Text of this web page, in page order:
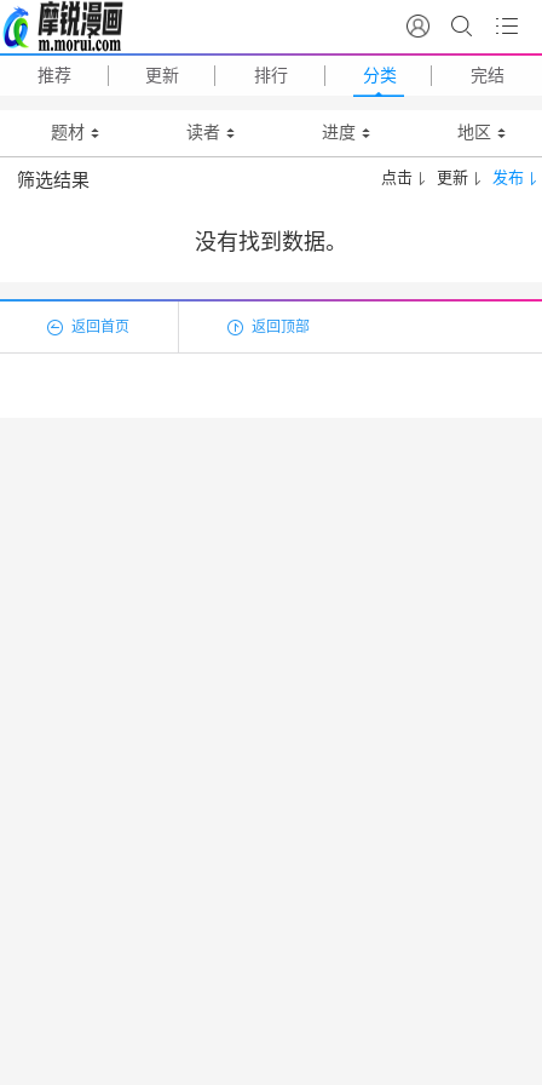
推荐 更新 排行 分类 完结
题材 读者 进度 地区
筛选结果 发布
更新
点击
没有找到数据。
返回首页 返回顶部